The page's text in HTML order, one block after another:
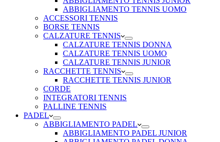
ABBIGLIAMENTO TENNIS UOMO
ACCESSORI TENNIS
BORSE TENNIS
CALZATURE TENNIS
CALZATURE TENNIS DONNA
CALZATURE TENNIS UOMO
CALZATURE TENNIS JUNIOR
RACCHETTE TENNIS
RACCHETTE TENNIS JUNIOR
CORDE
INTEGRATORI TENNIS
PALLINE TENNIS
PADEL
ABBIGLIAMENTO PADEL
ABBIGLIAMENTO PADEL JUNIOR